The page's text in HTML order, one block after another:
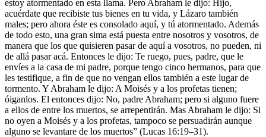
estoy atormentado en esta llama. Pero Abraham le dijo: Hijo,
acuérdate que recibiste tus bienes en tu vida, y Lázaro también
males; pero ahora éste es consolado aquí, y tú atormentado. Además
de todo esto, una gran sima está puesta entre nosotros y vosotros, de
manera que los que quisieren pasar de aquí a vosotros, no pueden, ni
de allá pasar acá. Entonces le dijo: Te ruego, pues, padre, que le
envíes a la casa de mi padre, porque tengo cinco hermanos, para que
les testifique, a fin de que no vengan ellos también a este lugar de
tormento. Y Abraham le dijo: A Moisés y a los profetas tienen;
óiganlos. El entonces dijo: No, padre Abraham; pero si alguno fuere
a ellos de entre los muertos, se arrepentirán. Mas Abraham le dijo: Si
no oyen a Moisés y a los profetas, tampoco se persuadirán aunque
alguno se levantare de los muertos” (Lucas 16:19–31).